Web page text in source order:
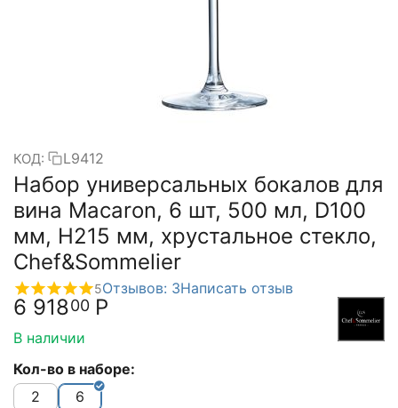
КОД: L9412
Набор универсальных бокалов для
вина Macaron, 6 шт, 500 мл, D100
мм, H215 мм, хрустальное стекло,
Chef&Sommelier
5Отзывов: 3Написать отзыв
6 91800 Р
В наличии
Кол-во в наборе:
2
6